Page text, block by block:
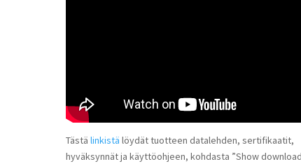
Tästälinkistä löydät tuotteen datalehden, sertifikaatit,
hyväksynnät ja käyttöohjeen, kohdasta ”Show